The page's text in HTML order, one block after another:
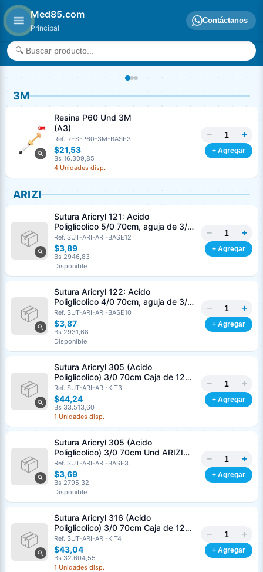
Med85.com
Principal
Contáctanos
3M
Resina P60 Und 3M
(A3)
Ref. RES-P60-3M-BASE3
$21,53
Bs 16.309,85
4 Unidades disp.
− +
+ Agregar
ARIZI
Sutura Aricryl 121: Acido
Poliglicolico 5/0 70cm, aguja de 3/8
Corte Inverso 19mm Und ARIZI
Absorbible
Ref. SUT-ARI-ARI-BASE12
$3,89
Bs 2946,83
Disponible
− +
+ Agregar
Sutura Aricryl 122: Acido
Poliglicolico 4/0 70cm, aguja de 3/8
Corte Inverso 19mm Und ARIZI
Absorbible
Ref. SUT-ARI-ARI-BASE10
$3,87
Bs 2931,68
Disponible
− +
+ Agregar
Sutura Aricryl 305 (Acido
Poliglicolico) 3/0 70cm Caja de 12
Unds ARIZI Aguja de 1/2 Circulo
Punta Conica 17mm
Ref. SUT-ARI-ARI-KIT3
$44,24
Bs 33.513,60
1 Unidades disp.
− +
+ Agregar
Sutura Aricryl 305 (Acido
Poliglicolico) 3/0 70cm Und ARIZI
Aguja de 1/2 Circulo Punta Conica
17mm
Ref. SUT-ARI-ARI-BASE3
$3,69
Bs 2795,32
Disponible
− +
+ Agregar
Sutura Aricryl 316 (Acido
Poliglicolico) 3/0 70cm Caja de 12
Unds ARIZI Aguja de 1/2 Circulo
Punta Conica 26mm
Ref. SUT-ARI-ARI-KIT4
$43,04
Bs 32.604,55
1 Unidades disp.
− +
+ Agregar